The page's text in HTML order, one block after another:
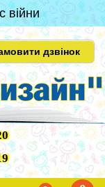
війни
дзвінок